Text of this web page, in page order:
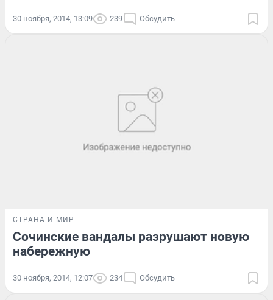
30 ноября, 2014, 13:09 239 Обсудить
СТРАНА И МИР
Сочинские вандалы разрушают новую
набережную
30 ноября, 2014, 12:07 234 Обсудить